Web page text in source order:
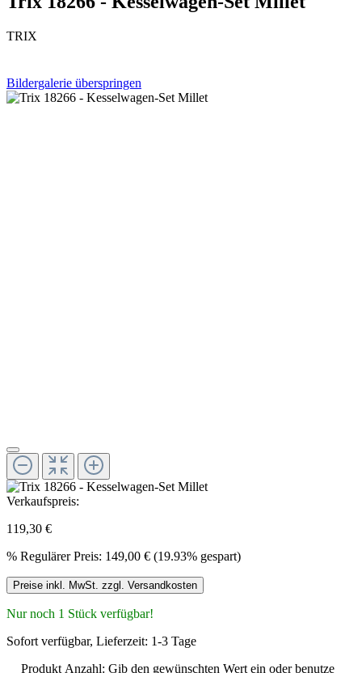
TRIX
Bildergalerie überspringen
Verkaufspreis:
119,30 €
% Regulärer Preis: 149,00 € (19.93% gespart)
Preise inkl. MwSt. zzgl. Versandkosten
Nur noch 1 Stück verfügbar!
Sofort verfügbar, Lieferzeit: 1-3 Tage
Produkt Anzahl: Gib den gewünschten Wert ein oder benutze